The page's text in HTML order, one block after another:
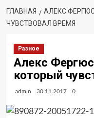
ГЛАВНАЯ
АЛЕКС
ЧУВСТВОВАЛ ВРЕМЯ
Разное
Алекс
который
admin 30.11.2017 0